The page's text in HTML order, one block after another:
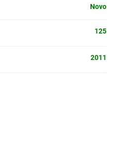
Novo
125
2011